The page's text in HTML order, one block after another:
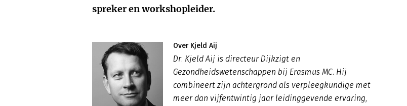
spreker en workshopleider.
Over Kjeld Aij
Dr. Kjeld Aij is directeur Dijkzigt en
Gezondheidswetenschappen bij Erasmus MC. Hij
combineert zijn achtergrond als verpleegkundige met
meer dan vijfentwintig jaar leidinggevende ervaring,